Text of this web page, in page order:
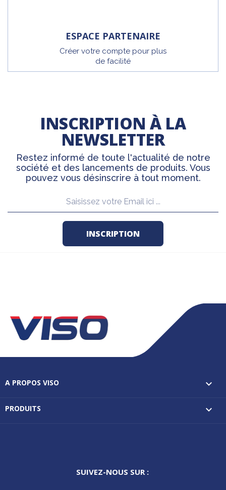
ESPACE PARTENAIRE
Créer votre compte pour plus
de facilité
INSCRIPTION À LA
NEWSLETTER
Restez informé de toute l'actualité de notre
société et des lancements de produits. Vous
pouvez vous désinscrire à tout moment.
A PROPOS VISO 
PRODUITS 
SUIVEZ-NOUS SUR :